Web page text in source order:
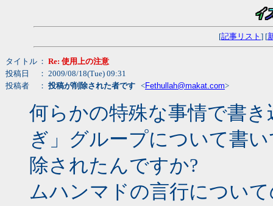
[記事リスト ] [
タイトル ： Re: 使用上の注意
投稿日
： 2009/08/18(Tue) 09:31
投稿者
： 投稿が削除された者です <Fethullah@makat.com>
何らかの特殊な事情で書
ぎ」グループについて書
除されたんですか?
ムハンマドの言行につい